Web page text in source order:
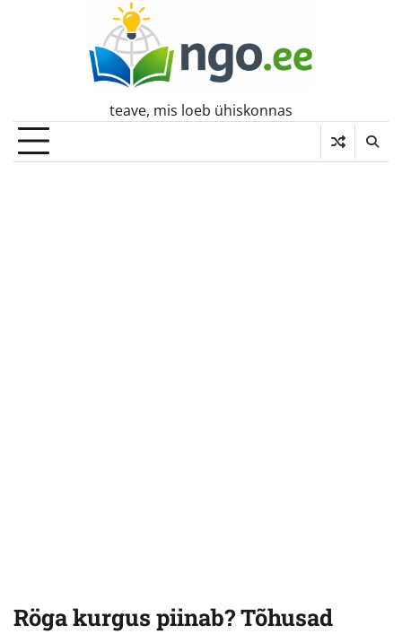
teave, mis loeb ühiskonnas
Röga kurgus piinab? Tõhusad